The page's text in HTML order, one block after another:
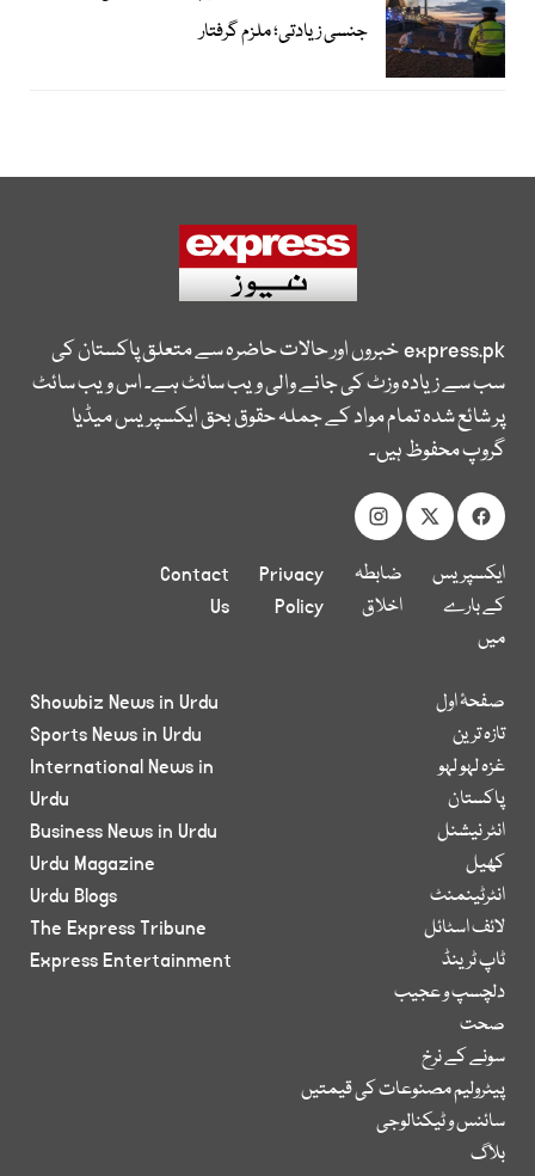
جنسی زیادتی؛ ملزم گرفتار
express.pkخبروں اور حالات حاضرہ سے متعلق پاکستان کی
سب سے زیادہ وزٹ کی جانے والی ویب سائٹ ہے۔ اس ویب سائٹ
پر شائع شدہ تمام مواد کے جملہ حقوق بحق ایکسپریس میڈیا
گروپ محفوظ ہیں۔
ایکسپریس
کے بارے
میں
ضابطہ
اخلاق
Privacy
Policy
Contact
Us
صفحۂ اول
تازہ ترین
غزہ لہو لہو
پاکستان
انٹر نیشنل
کھیل
انٹرٹینمنٹ
لائف اسٹائل
ٹاپ ٹرینڈ
دلچسپ و عجیب
صحت
سونے کے نرخ
پیٹرولیم مصنوعات کی قیمتیں
سائنس و ٹیکنالوجی
بلاگ
Showbiz News in Urdu
Sports News in Urdu
International News in
Urdu
Business News in Urdu
Urdu Magazine
Urdu Blogs
The Express Tribune
Express Entertainment